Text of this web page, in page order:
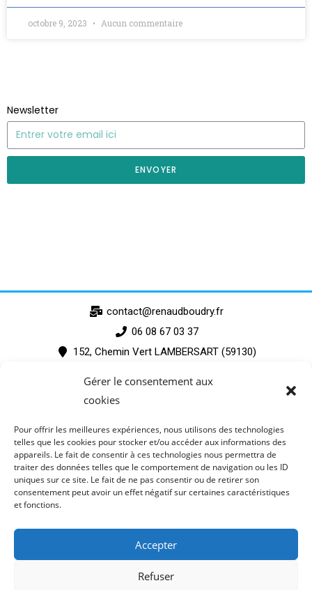
Gérer le consentement aux
cookies
Pour offrir les meilleures expériences, nous utilisons des technologies
telles que les cookies pour stocker et/ou accéder aux informations des
appareils. Le fait de consentir à ces technologies nous permettra de
traiter des données telles que le comportement de navigation ou les ID
uniques sur ce site. Le fait de ne pas consentir ou de retirer son
consentement peut avoir un effet négatif sur certaines caractéristiques
et fonctions.
Accepter
Refuser
octobre 9, 2023 Aucun commentaire
Newsletter
ENVOYER
contact@renaudboudry.fr
06 08 67 03 37
152, Chemin Vert LAMBERSART (59130)
CGV
Politique de confidentialité
Mentions légales